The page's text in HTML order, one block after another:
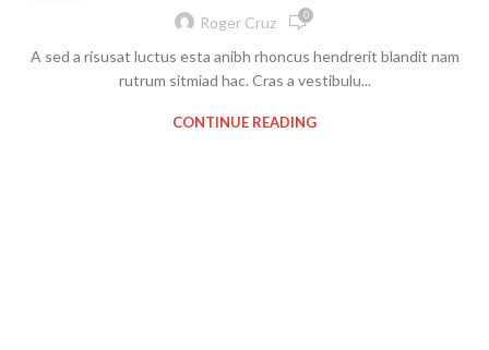
Roger Cruz 0
A sed a risusat luctus esta anibh rhoncus hendrerit blandit nam
rutrum sitmiad hac. Cras a vestibulu...
CONTINUE READING